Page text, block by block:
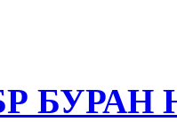
БУРАН